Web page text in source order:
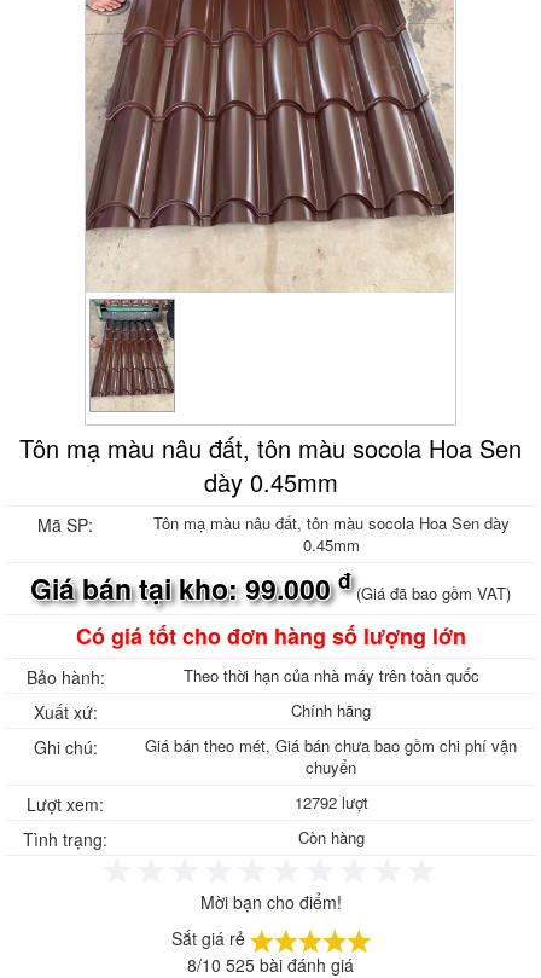
Tôn mạ màu nâu đất, tôn màu socola Hoa Sen
dày 0.45mm
Mã SP:
Tôn mạ màu nâu đất, tôn màu socola Hoa Sen dày
0.45mm
Giá bán tại kho: 99.000đ (Giá đã bao gồm VAT)
Có giá tốt cho đơn hàng số lượng lớn
Bảo hành: Theo thời hạn của nhà máy trên toàn quốc
Xuất xứ: Chính hãng
Ghi chú:
Giá bán theo mét, Giá bán chưa bao gồm chi phí vận
chuyển
Lượt xem: 12792 lượt
Tình trạng: Còn hàng
Mời bạn cho điểm!
Sắt giá rẻ
8/10 525 bài đánh giá